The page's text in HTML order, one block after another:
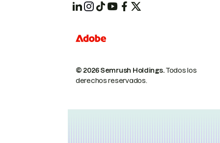
© 2026 Semrush Holdings.Todos los
derechos reservados.